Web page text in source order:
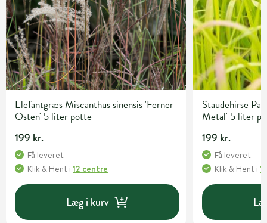
Elefantgræs Miscanthus sinensis 'Ferner
Osten' 5 liter potte
199 kr.
Få leveret
Klik & Hent i 12 centre
Læg i kurv
Staudehirse
Metal' 5 liter
199 kr.
Få leveret
Klik & Hent i